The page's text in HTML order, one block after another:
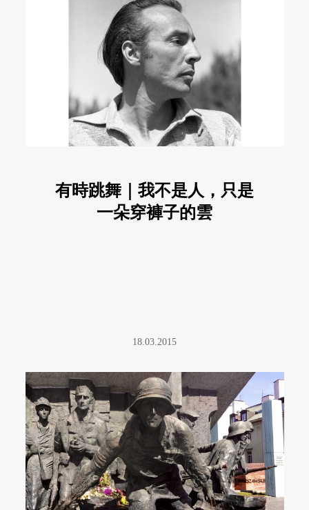
有時跳舞｜我不是人，只是
一朵穿褲子的雲
18.03.2015